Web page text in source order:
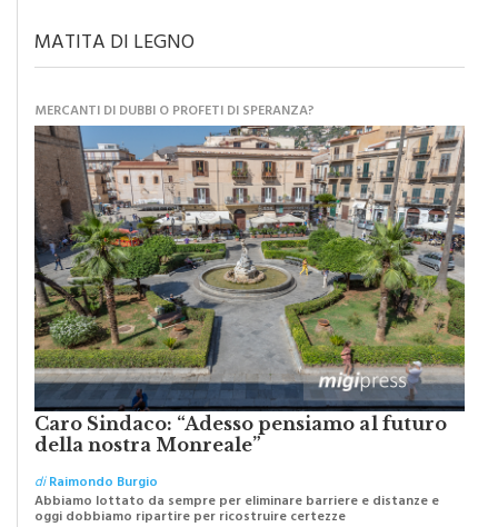
MATITA DI LEGNO
MERCANTI DI DUBBI O PROFETI DI SPERANZA?
Caro Sindaco: “Adesso pensiamo al futuro
della nostra Monreale”
diRaimondo Burgio